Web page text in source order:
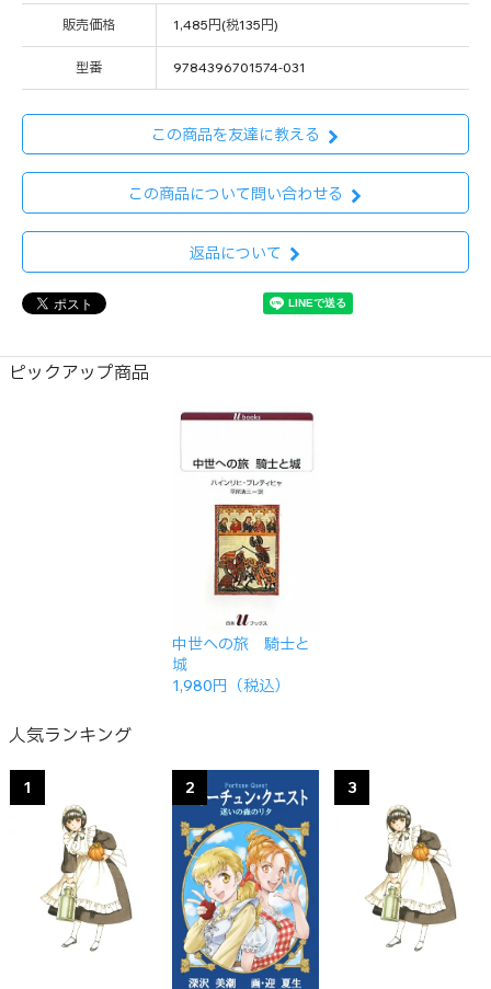
販売価格 1,485円(税135円)
型番 9784396701574-031
この商品を友達に教える
この商品について問い合わせる
返品について
ピックアップ商品
中世への旅 騎士と
城
1,980円（税込）
人気ランキング
1 2 3